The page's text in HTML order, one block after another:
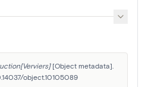
[Object metadata].
object.10105089